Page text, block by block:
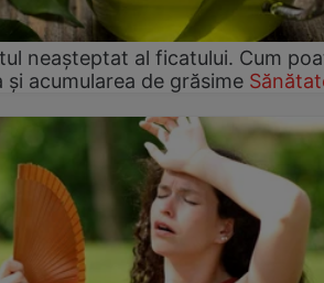
neașteptat al ficatului. Cum
acumularea de grăsime